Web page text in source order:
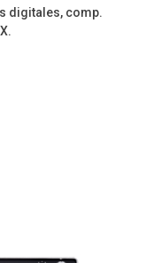
digitales, comp.